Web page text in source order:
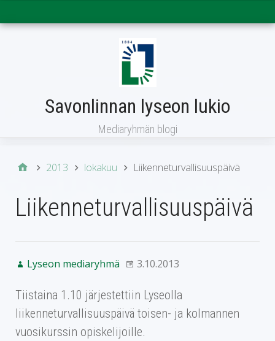
Savonlinnan lyseon lukio
Mediaryhmän blogi
2013 lokakuu Liikenneturvallisuuspäivä
Liikenneturvallisuuspäivä
Lyseon mediaryhmä 3.10.2013
Tiistaina 1.10 järjestettiin Lyseolla
liikenneturvallisuuspäivä toisen- ja kolmannen
vuosikurssin opiskelijoille.